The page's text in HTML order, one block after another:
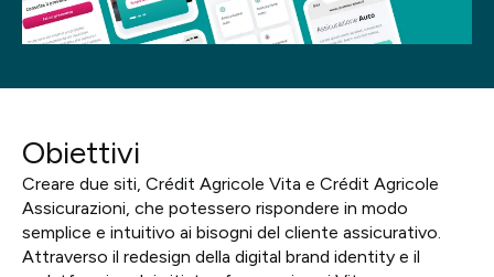
Italiano
Obiettivi
Creare due siti, Crédit Agricole Vita e Crédit Agricole
Assicurazioni, che potessero rispondere in modo
semplice e intuitivo ai bisogni del cliente assicurativo.
Attraverso il redesign della digital brand identity e il